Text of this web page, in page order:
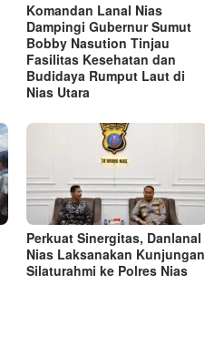
Komandan Lanal Nias
Dampingi Gubernur Sumut
Bobby Nasution Tinjau
Fasilitas Kesehatan dan
Budidaya Rumput Laut di
Nias Utara
Perkuat Sinergitas, Danlanal
Nias Laksanakan Kunjungan
Silaturahmi ke Polres Nias